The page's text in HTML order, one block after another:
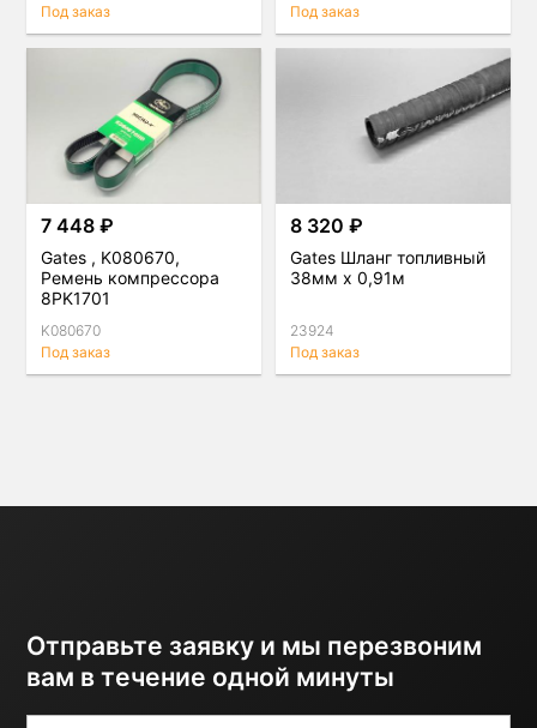
Под заказ
Под заказ
7 448 ₽
Gates , K080670,
Ремень компрессора
8PK1701
K080670
Под заказ
8 320 ₽
Gates Шланг топливный
38мм х 0,91м
23924
Под заказ
Отправьте заявку и мы перезвоним
вам в течение одной минуты